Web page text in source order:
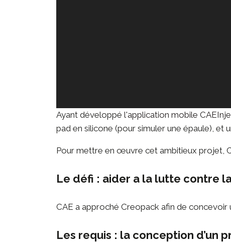
Ayant développé l'application mobile
pad en silicone (pour simuler une épaule), et
Pour mettre en œuvre cet ambitieux projet,
Le défi : aider a la lutte contre la
CAE a approché Creopack afin de
Les requis : la conception d’un